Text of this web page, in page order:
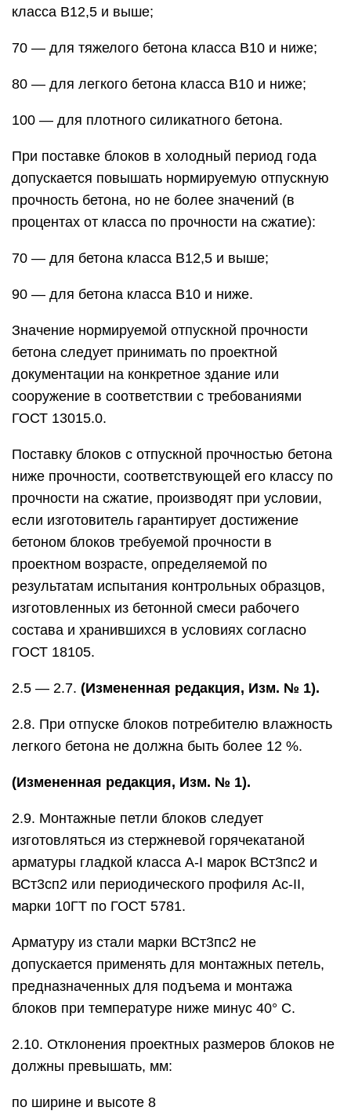
класса В12,5 и выше;
70 — для тяжелого бетона класса В10 и ниже;
80 — для легкого бетона класса В10 и ниже;
100 — для плотного силикатного бетона.
При поставке блоков в холодный период года
допускается повышать нормируемую отпускную
прочность бетона, но не более значений (в
процентах от класса по прочности на сжатие):
70 — для бетона класса В12,5 и выше;
90 — для бетона класса В10 и ниже.
Значение нормируемой отпускной прочности
бетона следует принимать по проектной
документации на конкретное здание или
сооружение в соответствии с требованиями
ГОСТ 13015.0.
Поставку блоков с отпускной прочностью бетона
ниже прочности, соответствующей его классу по
прочности на сжатие, производят при условии,
если изготовитель гарантирует достижение
бетоном блоков требуемой прочности в
проектном возрасте, определяемой по
результатам испытания контрольных образцов,
изготовленных из бетонной смеси рабочего
состава и хранившихся в условиях согласно
ГОСТ 18105.
2.5 — 2.7. (Измененная редакция, Изм. № 1).
2.8. При отпуске блоков потребителю влажность
легкого бетона не должна быть более 12 %.
(Измененная редакция, Изм. № 1).
2.9. Монтажные петли блоков следует
изготовляться из стержневой горячекатаной
арматуры гладкой класса А-I марок ВСт3пс2 и
ВСт3сп2 или периодического профиля Аc-II,
марки 10ГТ по ГОСТ 5781.
Арматуру из стали марки ВСт3пс2 не
допускается применять для монтажных петель,
предназначенных для подъема и монтажа
блоков при температуре ниже минус 40° С.
2.10. Отклонения проектных размеров блоков не
должны превышать, мм:
по ширине и высоте 8